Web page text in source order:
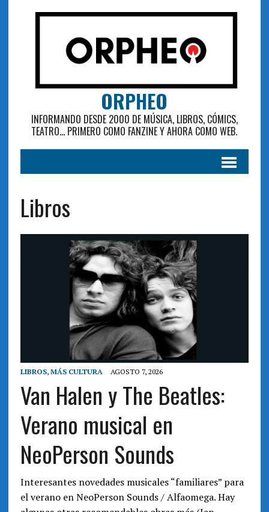
ORPHEO
INFORMANDO DESDE 2000 DE MÚSICA, LIBROS, CÓMICS,
TEATRO... PRIMERO COMO FANZINE Y AHORA COMO WEB.
Libros
LIBROS, MÁS CULTURA AGOSTO 7, 2026
Van Halen y The Beatles:
Verano musical en
NeoPerson Sounds
Interesantes novedades musicales “familiares” para
el verano en NeoPerson Sounds / Alfaomega. Hay